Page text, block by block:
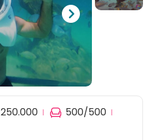
250.000 500/500